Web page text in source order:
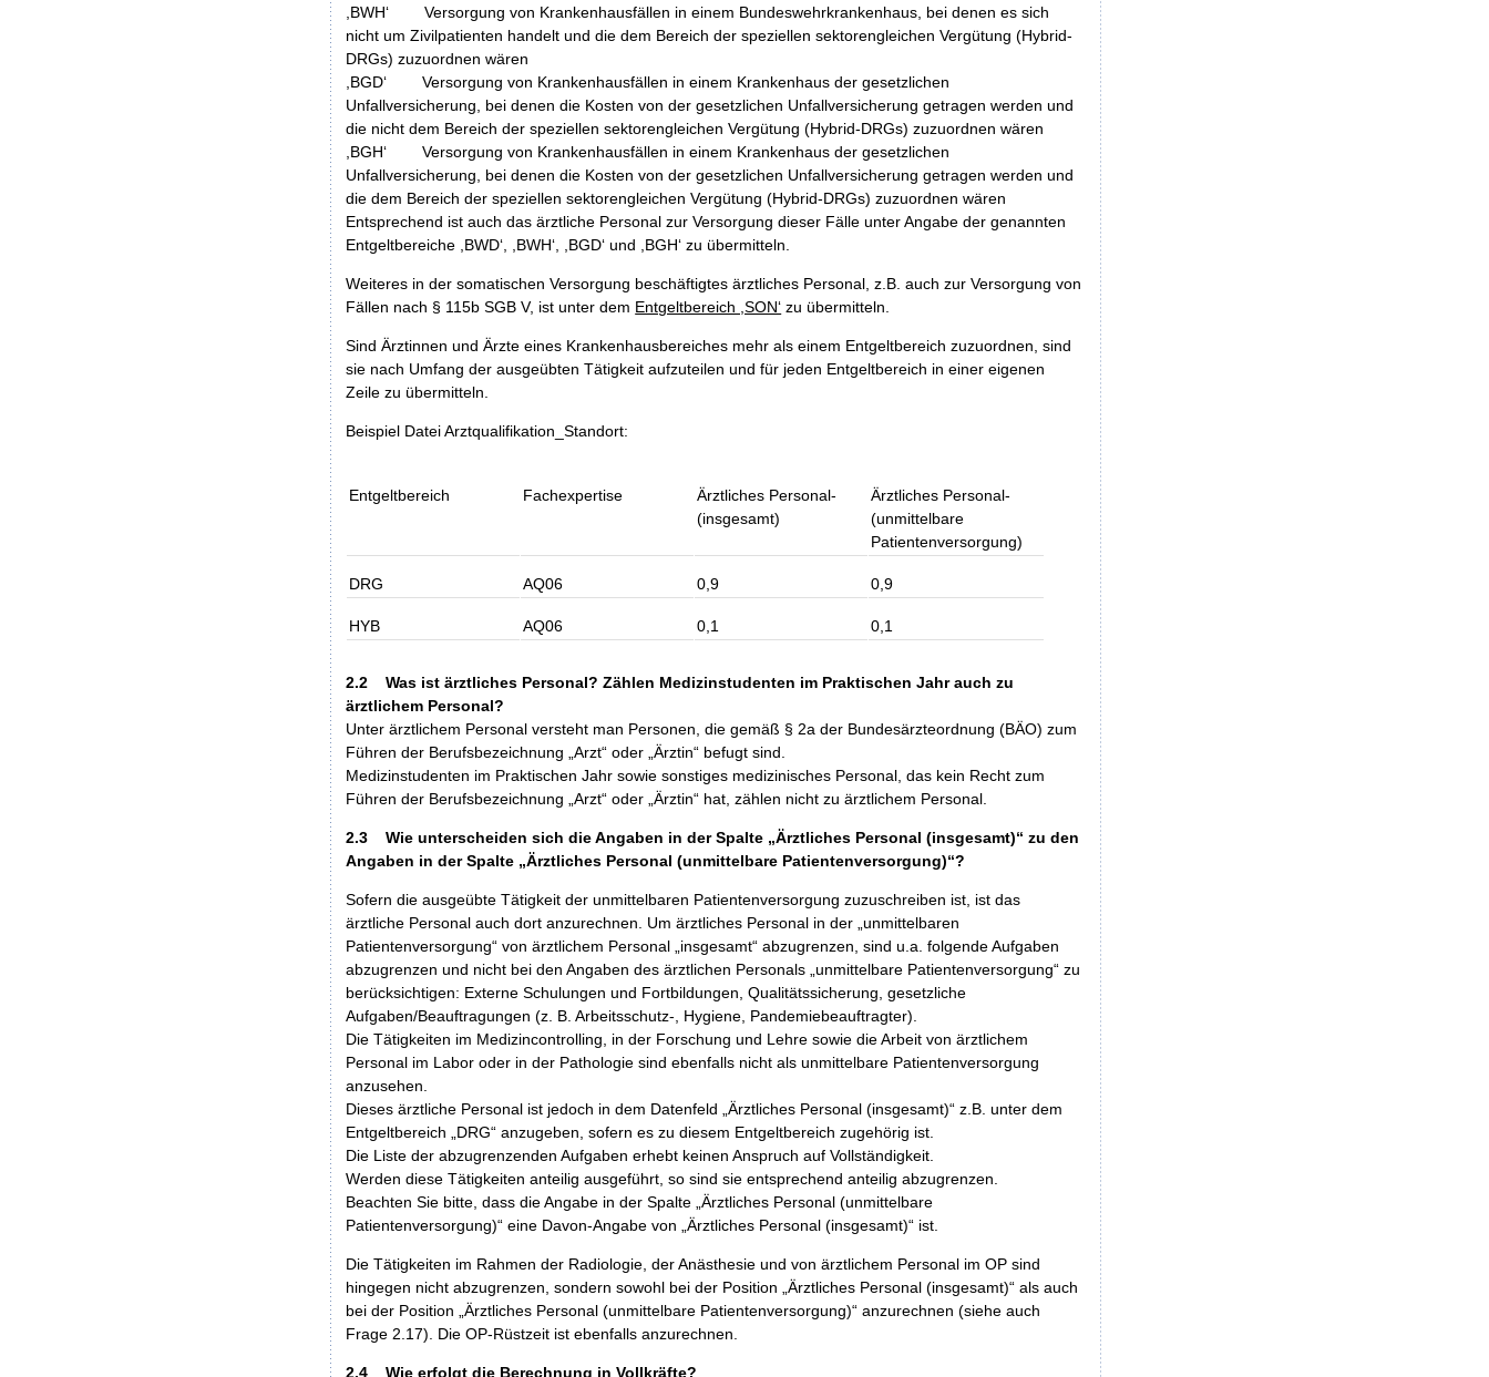
,BWH‘ Versorgung von Krankenhausfällen in einem Bundeswehrkrankenhaus, bei denen es sich
nicht um Zivilpatienten handelt und die dem Bereich der speziellen sektorengleichen Vergütung (Hybrid-
DRGs) zuzuordnen wären
,BGD‘ Versorgung von Krankenhausfällen in einem Krankenhaus der gesetzlichen
Unfallversicherung, bei denen die Kosten von der gesetzlichen Unfallversicherung getragen werden und
die nicht dem Bereich der speziellen sektorengleichen Vergütung (Hybrid-DRGs) zuzuordnen wären
,BGH‘ Versorgung von Krankenhausfällen in einem Krankenhaus der gesetzlichen
Unfallversicherung, bei denen die Kosten von der gesetzlichen Unfallversicherung getragen werden und
die dem Bereich der speziellen sektorengleichen Vergütung (Hybrid-DRGs) zuzuordnen wären
Entsprechend ist auch das ärztliche Personal zur Versorgung dieser Fälle unter Angabe der genannten
Entgeltbereiche ,BWD‘, ,BWH‘, ,BGD‘ und ,BGH‘ zu übermitteln.
Weiteres in der somatischen Versorgung beschäftigtes ärztliches Personal, z.B. auch zur Versorgung von
Fällen nach § 115b SGB V, ist unter dem Entgeltbereich ,SON‘ zu übermitteln.
Sind Ärztinnen und Ärzte eines Krankenhausbereiches mehr als einem Entgeltbereich zuzuordnen, sind
sie nach Umfang der ausgeübten Tätigkeit aufzuteilen und für jeden Entgeltbereich in einer eigenen
Zeile zu übermitteln.
Beispiel Datei Arztqualifikation_Standort:
Entgeltbereich Fachexpertise
Ärztliches Personal-
(insgesamt)
Ärztliches Personal-
(unmittelbare
Patientenversorgung)
DRG AQ06 0,9 0,9
HYB AQ06 0,1 0,1
2.2 Was ist ärztliches Personal? Zählen Medizinstudenten im Praktischen Jahr auch zu
ärztlichem Personal?
Unter ärztlichem Personal versteht man Personen, die gemäß § 2a der Bundesärzteordnung (BÄO) zum
Führen der Berufsbezeichnung „Arzt“ oder „Ärztin“ befugt sind.
Medizinstudenten im Praktischen Jahr sowie sonstiges medizinisches Personal, das kein Recht zum
Führen der Berufsbezeichnung „Arzt“ oder „Ärztin“ hat, zählen nicht zu ärztlichem Personal.
2.3 Wie unterscheiden sich die Angaben in der Spalte „Ärztliches Personal (insgesamt)“ zu den
Angaben in der Spalte „Ärztliches Personal (unmittelbare Patientenversorgung)“?
Sofern die ausgeübte Tätigkeit der unmittelbaren Patientenversorgung zuzuschreiben ist, ist das
ärztliche Personal auch dort anzurechnen. Um ärztliches Personal in der „unmittelbaren
Patientenversorgung“ von ärztlichem Personal „insgesamt“ abzugrenzen, sind u.a. folgende Aufgaben
abzugrenzen und nicht bei den Angaben des ärztlichen Personals „unmittelbare Patientenversorgung“ zu
berücksichtigen: Externe Schulungen und Fortbildungen, Qualitätssicherung, gesetzliche
Aufgaben/Beauftragungen (z. B. Arbeitsschutz-, Hygiene, Pandemiebeauftragter).
Die Tätigkeiten im Medizincontrolling, in der Forschung und Lehre sowie die Arbeit von ärztlichem
Personal im Labor oder in der Pathologie sind ebenfalls nicht als unmittelbare Patientenversorgung
anzusehen.
Dieses ärztliche Personal ist jedoch in dem Datenfeld „Ärztliches Personal (insgesamt)“ z.B. unter dem
Entgeltbereich „DRG“ anzugeben, sofern es zu diesem Entgeltbereich zugehörig ist.
Die Liste der abzugrenzenden Aufgaben erhebt keinen Anspruch auf Vollständigkeit.
Werden diese Tätigkeiten anteilig ausgeführt, so sind sie entsprechend anteilig abzugrenzen.
Beachten Sie bitte, dass die Angabe in der Spalte „Ärztliches Personal (unmittelbare
Patientenversorgung)“ eine Davon-Angabe von „Ärztliches Personal (insgesamt)“ ist.
Die Tätigkeiten im Rahmen der Radiologie, der Anästhesie und von ärztlichem Personal im OP sind
hingegen nicht abzugrenzen, sondern sowohl bei der Position „Ärztliches Personal (insgesamt)“ als auch
bei der Position „Ärztliches Personal (unmittelbare Patientenversorgung)“ anzurechnen (siehe auch
Frage 2.17). Die OP-Rüstzeit ist ebenfalls anzurechnen.
2.4 Wie erfolgt die Berechnung in Vollkräfte?